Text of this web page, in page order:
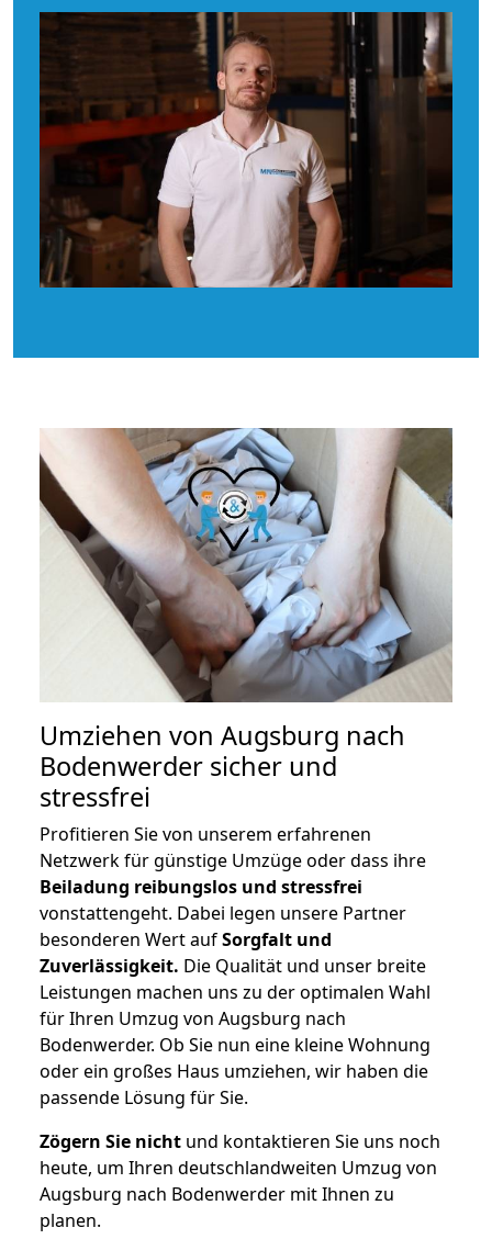
Umziehen von Augsburg nach
Bodenwerder sicher und
stressfrei
Profitieren Sie von unserem erfahrenen
Netzwerk für günstige Umzüge oder dass ihre
Beiladung reibungslos und stressfrei
vonstattengeht. Dabei legen unsere Partner
besonderen Wert aufSorgfalt und
Zuverlässigkeit. Die Qualität und unser breite
Leistungen machen uns zu der optimalen Wahl
für Ihren Umzug von Augsburg nach
Bodenwerder. Ob Sie nun eine kleine Wohnung
oder ein großes Haus umziehen, wir haben die
passende Lösung für Sie.
Zögern Sie nicht und kontaktieren Sie uns noch
heute, um Ihren deutschlandweiten Umzug von
Augsburg nach Bodenwerder mit Ihnen zu
planen.